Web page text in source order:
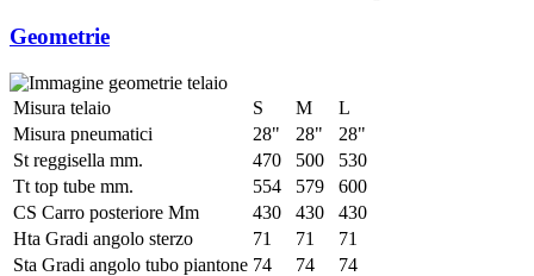
Geometrie
Misura telaio S M
L
Misura pneumatici
28" 28"
28"
St reggisella mm.
470 500
530
Tt top tube mm.
554 579
600
CS Carro posteriore Mm
430 430
430
Hta Gradi angolo sterzo
71 71
71
Sta Gradi angolo tubo piantone 74 74
74